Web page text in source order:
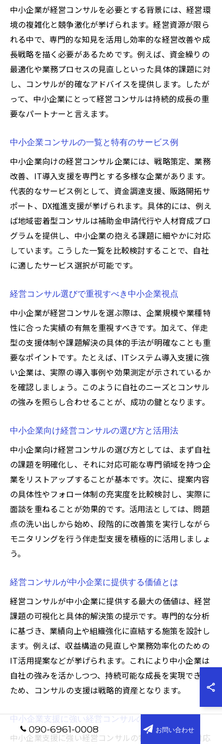
中小企業が経営コンサルを必要とする背景には、経営環
境の複雑化と競争激化が挙げられます。経営資源が限ら
れる中で、専門的な知見を活用し効率的な経営改善や成
長戦略を描く必要があるためです。例えば、資金繰りの
最適化や業務プロセスの見直しといった具体的課題に対
し、コンサルが的確なアドバイスを提供します。したが
って、中小企業にとって経営コンサルは持続的成長の重
要なパートナーと言えます。
中小企業コンサルの一覧と特有のサービス例
中小企業向けの経営コンサル企業には、戦略策定、業務
改善、IT導入支援を専門とする多様な企業があります。
代表的なサービス例として、資金調達支援、販路開拓サ
ポート、DX推進支援が挙げられます。具体的には、例え
ば地域密着型コンサルは補助金申請代行や人材育成プロ
グラムを提供し、中小企業の抱える課題に細やかに対応
しています。こうした一覧を比較検討することで、自社
に適したサービス選択が可能です。
経営コンサル選びで重視すべき中小企業視点
中小企業が経営コンサルを選ぶ際は、企業規模や業種特
性に合った実績の有無を重視すべきです。加えて、伴走
型の支援体制や課題解決の具体的手法が明確なことも重
要なポイントです。たとえば、ITシステム導入支援に強
い企業は、実際の導入事例や効果測定が示されているか
を確認しましょう。このように自社のニーズとコンサル
の強みを照らし合わせることが、成功の鍵となります。
中小企業向け経営コンサルの選び方と活用法
中小企業向け経営コンサルの選び方としては、まず自社
の課題を明確化し、それに対応可能な専門領域を持つ企
業をリストアップすることが基本です。次に、提案内容
の具体性やフォロー体制の充実度を比較検討し、実際に
面談を重ねることが効果的です。活用法としては、問題
点の洗い出しから始め、段階的に改善策を実行しながら
モニタリングを行う伴走型支援を積極的に活用しましょ
う。
経営コンサルが中小企業に提供する価値とは
経営コンサルが中小企業に提供する最大の価値は、経営
課題の可視化と具体的解決策の提示です。専門的な分析
に基づき、業績向上や組織強化に直結する施策を設計し
ます。例えば、収益構造の見直しや業務効率化のための
IT活用提案などが挙げられます。これにより中小企業は
自社の強みを活かしつつ、持続可能な成長を実現できる
ため、コンサルの支援は戦略的資産となります。
中小企業支援に強い経営コンサルの特徴
中小企業支援に強い経営コンサルの特徴は、柔軟な対応
090-6961-0008 お問い合わせ